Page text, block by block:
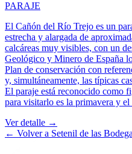
PARAJE
El Cañón del Río Trejo es un
estrecha y alargada de
calcáreas muy visibles, con un
Geológico y Minero de España
Plan de conservación con
y, simultáneamente, las típicas
El paraje está reconocido como
para visitarlo es la primavera y
Ver detalle →
← Volver a Setenil de las